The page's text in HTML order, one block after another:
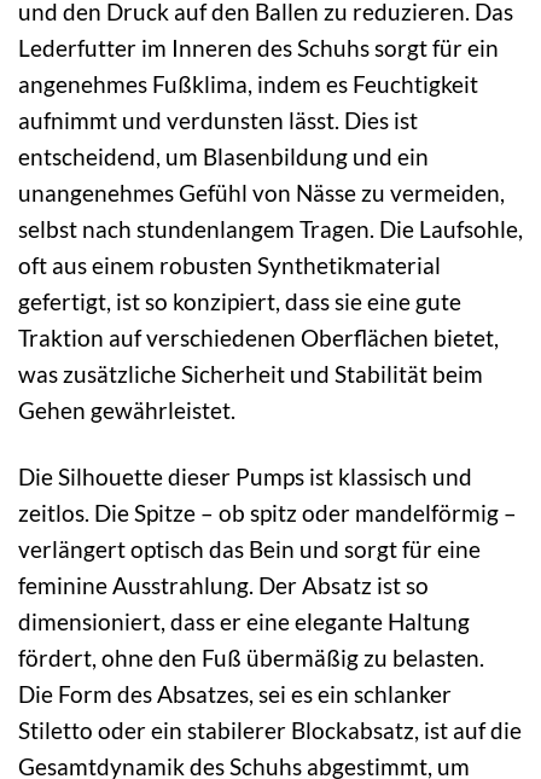
und den Druck auf den Ballen zu reduzieren. Das
Lederfutter im Inneren des Schuhs sorgt für ein
angenehmes Fußklima, indem es Feuchtigkeit
aufnimmt und verdunsten lässt. Dies ist
entscheidend, um Blasenbildung und ein
unangenehmes Gefühl von Nässe zu vermeiden,
selbst nach stundenlangem Tragen. Die Laufsohle,
oft aus einem robusten Synthetikmaterial
gefertigt, ist so konzipiert, dass sie eine gute
Traktion auf verschiedenen Oberflächen bietet,
was zusätzliche Sicherheit und Stabilität beim
Gehen gewährleistet.
Die Silhouette dieser Pumps ist klassisch und
zeitlos. Die Spitze – ob spitz oder mandelförmig –
verlängert optisch das Bein und sorgt für eine
feminine Ausstrahlung. Der Absatz ist so
dimensioniert, dass er eine elegante Haltung
fördert, ohne den Fuß übermäßig zu belasten.
Die Form des Absatzes, sei es ein schlanker
Stiletto oder ein stabilerer Blockabsatz, ist auf die
Gesamtdynamik des Schuhs abgestimmt, um